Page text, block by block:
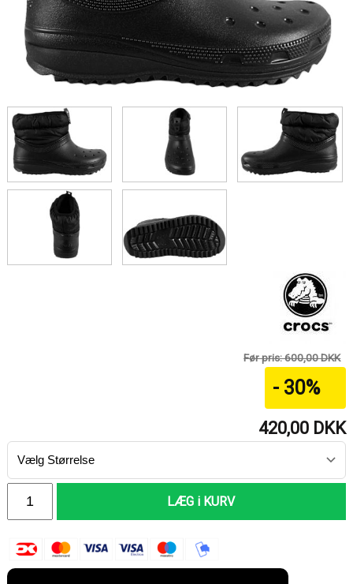
Før pris: 600,00 DKK
- 30%
420,00 DKK
LÆG i KURV